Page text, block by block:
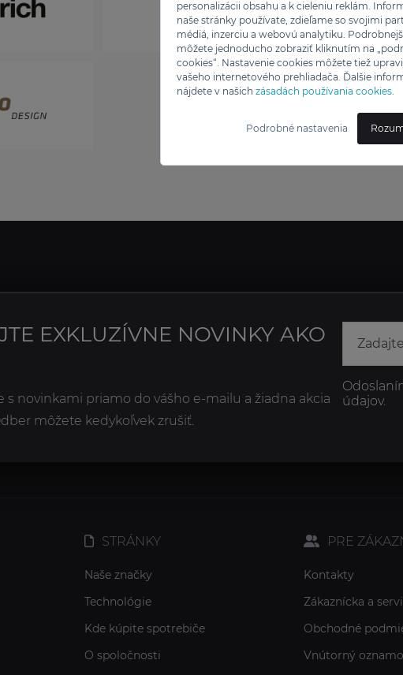
personalizácii obsahu a k cieleniu reklám.
naše stránky používate, zdieľame so svojimi
médiá, inzerciu a webovú analytiku.
môžete jednoducho zobraziť kliknutím na
cookies“. Nastavenie cookies môžete tiež
vašeho internetového prehliadača. Ďalšie
nájdete v našich zásadách používania cookies.
Podrobné nastavenia
EXKLUZÍVNE NOVINKY AKO
s novinkami priamo do vášho e-mailu a žiadna akcia
môžete kedykoľvek zrušiť.
údajov.
STRÁNKY
Naše značky
Technológie
Kde kúpite spotrebiče
O spoločnosti
PRE
Kontakty
Zákaznícka a
Obchodné
Vnútorný